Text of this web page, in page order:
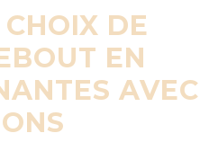
DE
EN
AVEC